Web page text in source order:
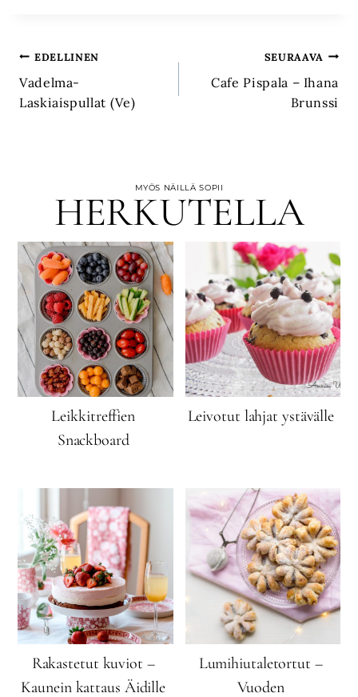
Artikkelien
selaus
EDELLINEN
Vadelma-
Laskiaispullat (Ve)
SEURAAVA
Cafe Pispala – Ihana
Brunssi
MYÖS NÄILLÄ SOPII
HERKUTELLA
Leikkitreffien
Snackboard
Leivotut lahjat ystävälle
Rakastetut kuviot –
Kaunein kattaus Äidille
Lumihiutaletortut –
Vuoden